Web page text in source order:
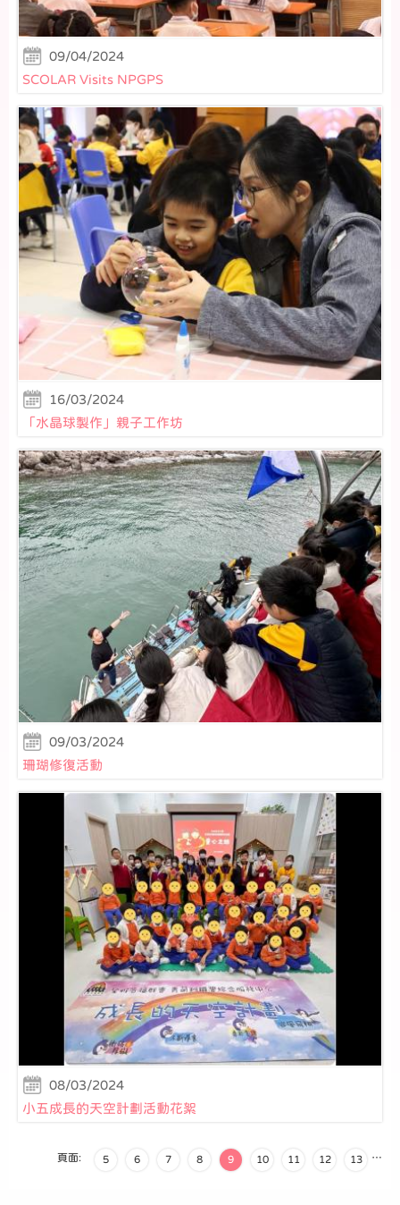
09/04/2024
SCOLAR Visits NPGPS
16/03/2024
「水晶球製作」親子工作坊
09/03/2024
珊瑚修復活動
08/03/2024
小五成長的天空計劃活動花絮
頁面: …
5 6 7 8 9 10 11 12 13